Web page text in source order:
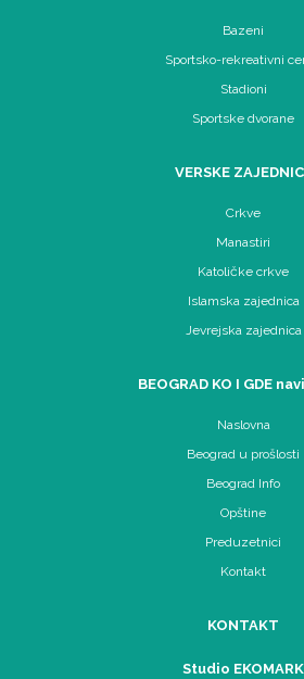
Bazeni
Sportsko-rekreativni
Stadioni
Sportske dvorane
VERSKE
Crkve
Manastiri
Katoličke crkve
Islamska zajednica
Jevrejska zajednica
BEOGRAD KO I GDE
Naslovna
Beograd u prošlosti
Beograd Info
Opštine
Preduzetnici
Kontakt
KONTAKT
Studio EKOMARK